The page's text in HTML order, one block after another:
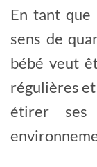
En tant que
sens de
bébé veut
régulières et
étirer ses